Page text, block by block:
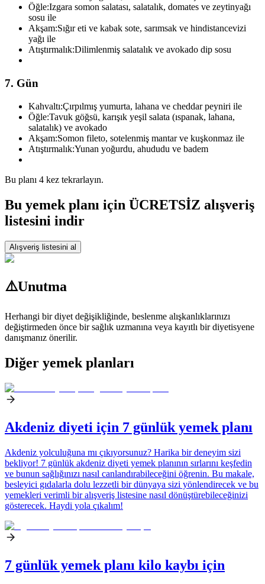
Öğle:Izgara somon salatası, salatalık, domates ve zeytinyağı
sosu ile
Akşam:Sığır eti ve kabak sote, sarımsak ve hindistancevizi
yağı ile
Atıştırmalık:Dilimlenmiş salatalık ve avokado dip sosu
7. Gün
Kahvaltı:Çırpılmış yumurta, lahana ve cheddar peyniri ile
Öğle:Tavuk göğsü, karışık yeşil salata (ıspanak, lahana,
salatalık) ve avokado
Akşam:Somon fileto, sotelenmiş mantar ve kuşkonmaz ile
Atıştırmalık:Yunan yoğurdu, ahududu ve badem
Bu planı 4 kez tekrarlayın.
Bu yemek planı için ÜCRETSİZ alışveriş
listesini indir
Alışveriş listesini al
⚠️Unutma
Herhangi bir diyet değişikliğinde, beslenme alışkanlıklarınızı
değiştirmeden önce bir sağlık uzmanına veya kayıtlı bir diyetisyene
danışmanız önerilir.
Diğer yemek planları
Akdeniz diyeti için 7 günlük yemek planı
Akdeniz yolculuğuna mı çıkıyorsunuz? Harika bir deneyim sizi
bekliyor! 7 günlük akdeniz diyeti yemek planının sırlarını keşfedin
ve bunun sağlığınızı nasıl canlandırabileceğini öğrenin. Bu makale,
besleyici gıdalarla dolu lezzetli bir dünyaya sizi yönlendirecek ve bu
yemekleri verimli bir alışveriş listesine nasıl dönüştürebileceğinizi
gösterecek. Haydi yola çıkalım!
7 günlük yemek planı kilo kaybı için